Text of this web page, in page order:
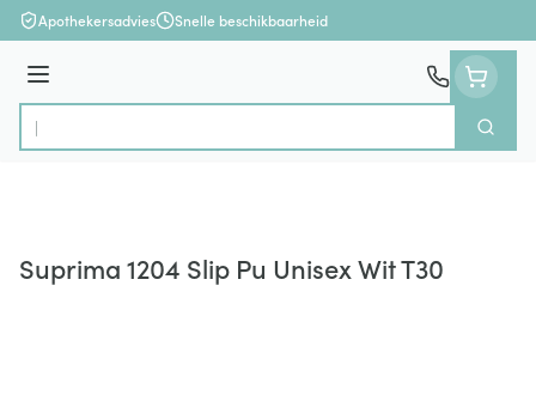
Ga naar de inhoud
Apothekersadvies Snelle beschikbaarheid
Menu
Product, merk, categorie...
Zoek
Suprima 1204 Slip Pu Unisex Wit T30